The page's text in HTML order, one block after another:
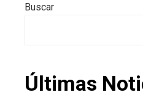
Buscar
Últimas